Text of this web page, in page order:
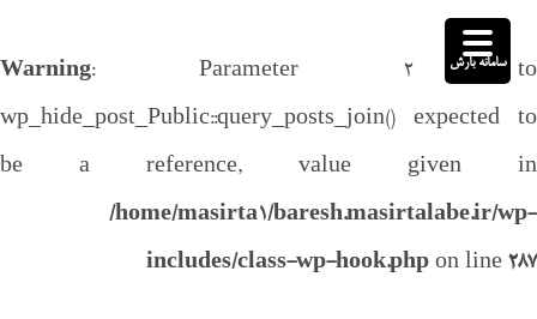
Warning: Parameter 2 to
wp_hide_post_Public::query_posts_join() expected to
be a reference, value given in
/home/masirta1/baresh.masirtalabe.ir/wp-
includes/class-wp-hook.php on line 287
سامانه بارش